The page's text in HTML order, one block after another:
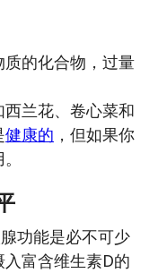
的化合物，过量
兰花、卷心菜和
健康的 ，但如果你
功能是必不可少
富含维生素D的